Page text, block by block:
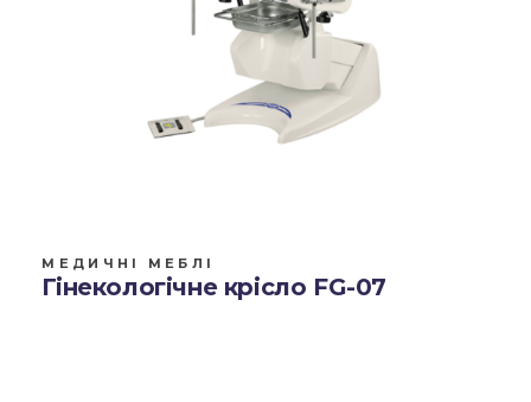
МЕДИЧНІ МЕБЛІ
Гінекологічне крісло FG-07